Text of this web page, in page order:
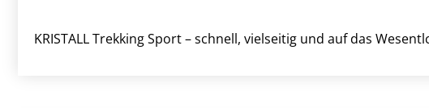
KRISTALL Trekking Sport – schnell, vielseitig und auf das